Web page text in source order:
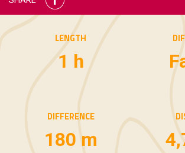
LENGTH
1 h
DIFFERENCE
180 m